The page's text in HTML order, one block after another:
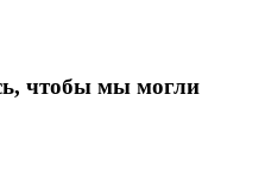
чтобы мы могли